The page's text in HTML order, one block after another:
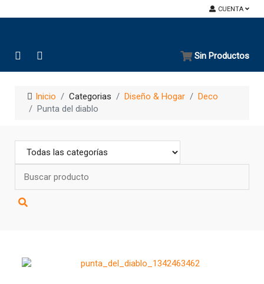
CUENTA
Sin Productos
Inicio Categorias Diseño & Hogar
Deco
Punta del diablo